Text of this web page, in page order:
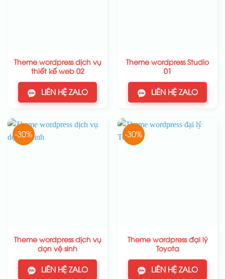
Theme wordpress dịch vụ
thiết kế web 02
LIÊN HỆ ZALO
Theme wordpress Studio
01
LIÊN HỆ ZALO
-30%
Theme wordpress dịch vụ
dọn vệ sinh
LIÊN HỆ ZALO
-30%
Theme wordpress đại lý
Toyota
LIÊN HỆ ZALO